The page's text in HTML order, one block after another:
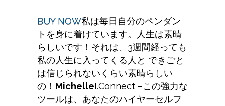
BUY NOW私は毎日自分のペンダン
トを身に着けています。人生は素晴
らしいです！それは、3週間経っても
私の人生に入ってくる人と できごと
は信じられないくらい素晴らしい
の！ MichelleI.Connect –この強力な
ツールは、あなたのハイヤーセルフ